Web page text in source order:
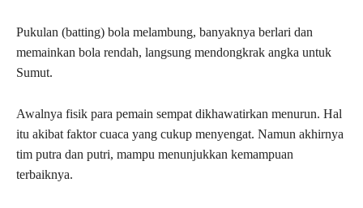
Pukulan (batting) bola melambung, banyaknya berlari dan
memainkan bola rendah, langsung mendongkrak angka untuk
Sumut.
Awalnya fisik para pemain sempat dikhawatirkan menurun. Hal
itu akibat faktor cuaca yang cukup menyengat. Namun akhirnya
tim putra dan putri, mampu menunjukkan kemampuan
terbaiknya.